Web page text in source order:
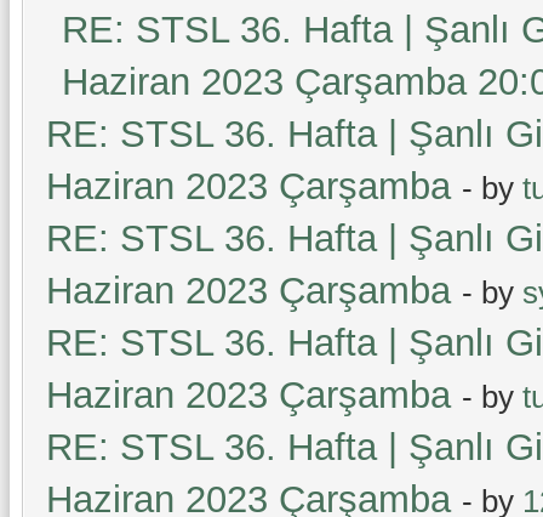
RE: STSL 36. Hafta | Şanlı
Haziran 2023 Çarşamba
RE: STSL 36. Hafta | Şanlı
Haziran 2023 Çarşamba - by
RE: STSL 36. Hafta | Şanlı
Haziran 2023 Çarşamba - by
RE: STSL 36. Hafta | Şanlı
Haziran 2023 Çarşamba - by
RE: STSL 36. Hafta | Şanlı
Haziran 2023 Çarşamba - by